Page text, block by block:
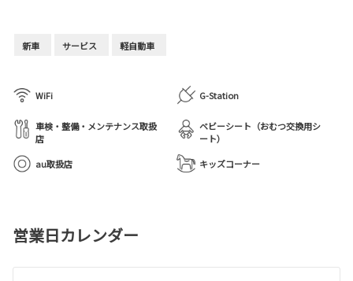
新車 サービス 軽自動車
WiFi G-Station
車検・整備・メンテナンス取扱
店
ベビーシート（おむつ交換用シ
ート）
au取扱店
キッズコーナー
営業日カレンダー